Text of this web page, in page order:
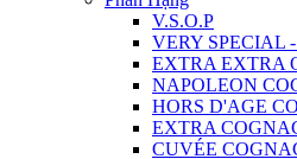
V.S.O.P
VERY SPECIAL
EXTRA EXTRA
NAPOLEON
HORS D'AGE
EXTRA
CUVÉE